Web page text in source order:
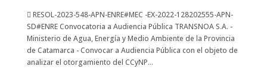
 RESOL-2023-548-APN-ENRE#MEC -EX-2022-128202555-APN-
SD#ENRE Convocatoria a Audiencia Pública TRANSNOA S.A. -
Ministerio de Agua, Energía y Medio Ambiente de la Provincia
de Catamarca - Convocar a Audiencia Pública con el objeto de
analizar el otorgamiento del CCyNP...